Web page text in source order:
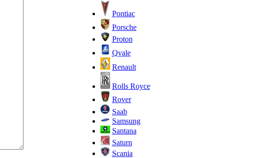
Pontiac
Porsche
Proton
Qvale
Renault
Rolls Royce
Rover
Saab
Samsung
Santana
Saturn
Scania